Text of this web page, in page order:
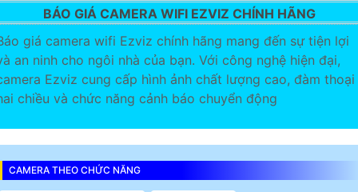
BÁO GIÁ CAMERA WIFI EZVIZ CHÍNH HÃNG
giá camera wifi Ezviz chính hãng mang đến sự tiện lợi
an ninh cho ngôi nhà của bạn. Với công nghệ hiện đại,
Ezviz cung cấp hình ảnh chất lượng cao, đàm thoại
chiều và chức năng cảnh báo chuyển động
CAMERA THEO CHỨC NĂNG